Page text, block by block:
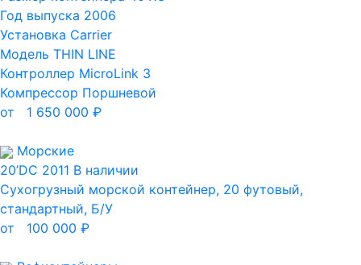
Год выпуска 2006
Установка Carrier
Модель THIN LINE
Контроллер MicroLink 3
Компрессор Поршневой
от 1 650 000 ₽
Морские
20’DC 2011 В наличии
Сухогрузный морской контейнер, 20 футовый,
стандартный, Б/У
от 100 000 ₽